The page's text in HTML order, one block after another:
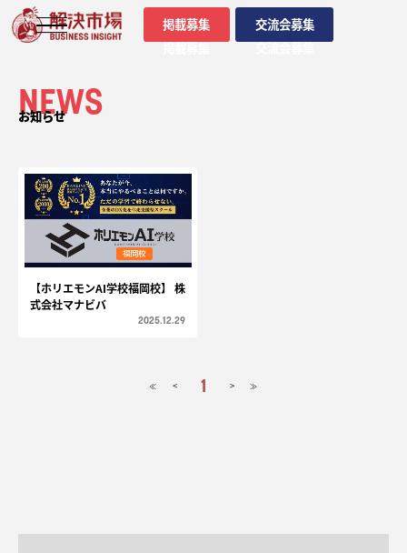
掲載募集
掲載募集
交流会募集
交流会募集
NEWS
お知らせ
【ホリエモンAI学校福岡校】 株
式会社マナビバ
2025.12.29
≪ < 1 > ≫